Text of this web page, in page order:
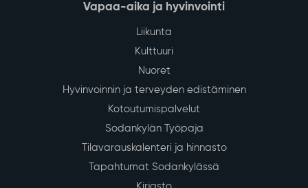
Vapaa-aika ja hyvinvointi
Liikunta
Kulttuuri
Nuoret
Hyvinvoinnin ja terveyden edistäminen
Kotoutumispalvelut
Sodankylän Työpaja
Tilavarauskalenteri ja hinnasto
Tapahtumat Sodankylässä